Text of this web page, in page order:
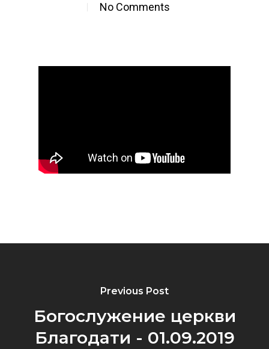
No Comments
Previous Post
Богослужение церкви
Благодати - 01.09.2019